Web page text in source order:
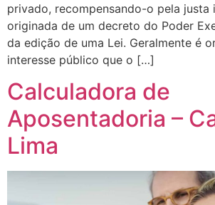
privado, recompensando-o pela justa
originada de um decreto do Poder
da edição de uma Lei. Geralmente é
interesse público que o […]
Calculadora de
Aposentadoria –
Lima